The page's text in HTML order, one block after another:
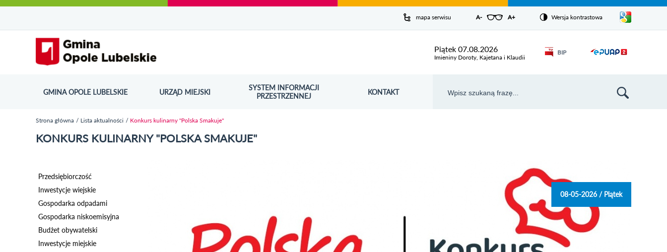
do
strony
do
menu
wyszukiwarki
ścieżki
nawigacyjnej
kategorii
aktualności
do
kalendarza
wydarzeń
do
galerii
do
stopki
mapa serwisu A-pomniejsz czcionkę
Zresetuj czcionkę
A+ powiększ czcionkęWersja kontrastowa
Pokaż/ukryj
listę
języków
Piątek 07.08.2026
Imieniny Doroty, Kajetana i Klaudii
BIPOdnośnik
GMINA OPOLE LUBELSKIE URZĄD MIEJSKI
SYSTEM INFORMACJI
PRZESTRZENNEJ
ODNOŚNIK OTWORZY SIĘ W NOWYM OKNIE KONTAKT
Strona główna Lista aktualności Konkurs kulinarny "Polska Smakuje"
KONKURS KULINARNY "POLSKA SMAKUJE"
Przedsiębiorczość
Inwestycje wiejskie
Gospodarka odpadami
Gospodarka niskoemisyjna
Budżet obywatelski
Inwestycje miejskie
08-05-2026 / Piątek